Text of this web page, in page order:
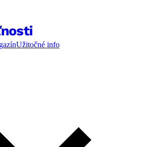
Užitočné info